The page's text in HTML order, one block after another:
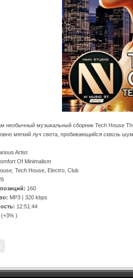
необычный музыкальный сборник Tech House
мягкий луч света, пробивающийся сквозь
Artist
Of Minimalism
Tech House, Electro, Club
160
MP3 | 320 kbps
12:51:44
(+3% )